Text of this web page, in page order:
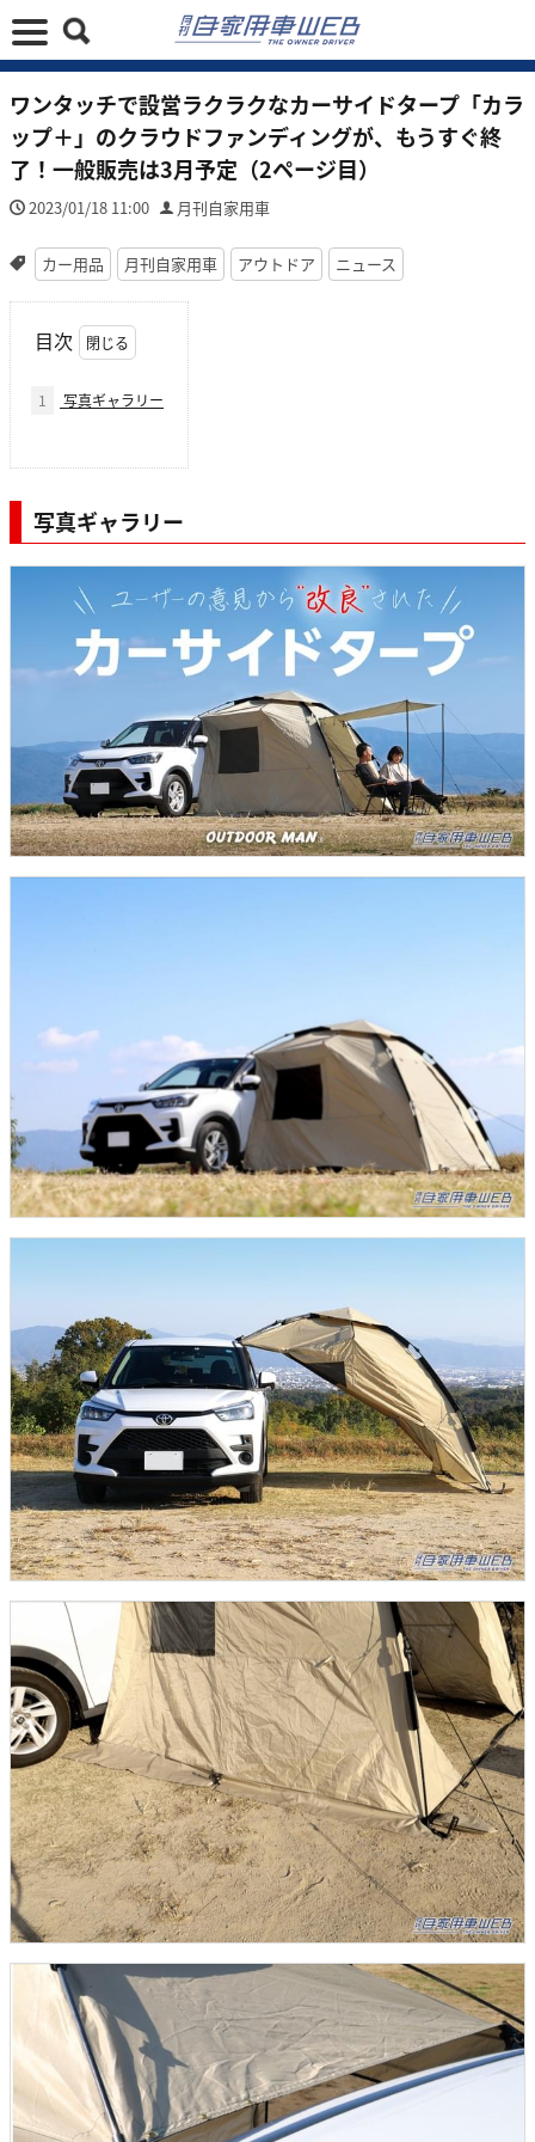
ワンタッチで設営ラクラクなカーサイドタープ「カラ
ップ＋」のクラウドファンディングが、もうすぐ終
了！一般販売は3月予定（2ページ目）
2023/01/18 11:00 月刊自家用車
カー用品 月刊自家用車 アウトドア ニュース
目次
1 写真ギャラリー
写真ギャラリー